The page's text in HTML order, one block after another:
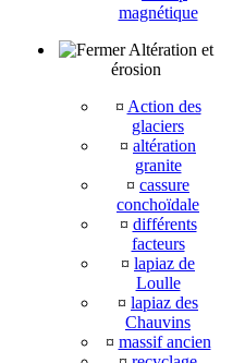
magnétique
Altération et
érosion
¤ Action des
glaciers
¤ altération
granite
¤ cassure
conchoïdale
¤ différents
facteurs
¤ lapiaz de
Loulle
¤ lapiaz des
Chauvins
¤ massif ancien